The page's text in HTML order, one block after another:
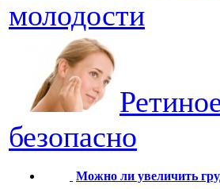
молодости
безопасно
Можно ли увеличить